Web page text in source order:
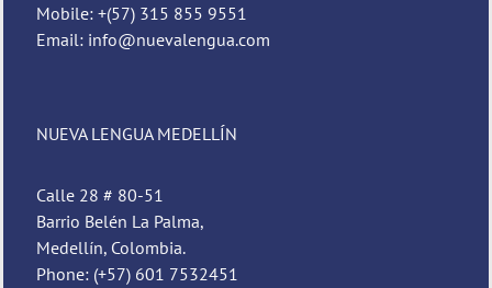
Mobile: +(57) 315 855 9551
Email: info@nuevalengua.com
NUEVA LENGUA MEDELLÍN
Calle 28 # 80-51
Barrio Belén La Palma,
Medellín, Colombia.
Phone: (+57) 601 7532451